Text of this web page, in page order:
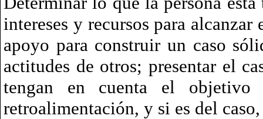
intereses y recursos para
apoyo para construir un caso
actitudes de otros; presentar el
tengan en cuenta el
retroalimentación, y si es del